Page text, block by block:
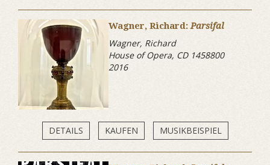
Wagner, Richard:Parsifal
Wagner, Richard
House of Opera, CD 1458800
2016
DETAILS KAUFEN MUSIKBEISPIEL